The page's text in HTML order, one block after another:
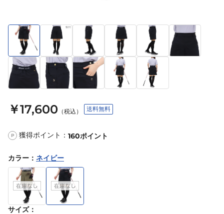
￥17,600 （税込） 送料無料
P 獲得ポイント： 160ポイント
カラー ： ネイビー
サイズ：